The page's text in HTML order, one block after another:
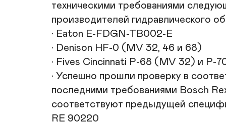
техническими требованиями
производителей гидравлического
• Eaton E-FDGN-TB002-E
• Denison HF-0 (MV 32, 46 и 68)
• Fives Cincinnati P-68 (MV 32) и P-
• Успешно прошли проверку в
последними требованиями Bosch
соответствуют предыдущей
RE 90220